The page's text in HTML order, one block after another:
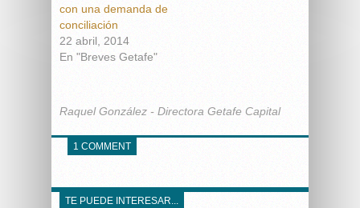
con una demanda de
conciliación
22 abril, 2014
En "Breves Getafe"
Raquel González - Directora Getafe Capital
1 COMMENT
TE PUEDE INTERESAR...